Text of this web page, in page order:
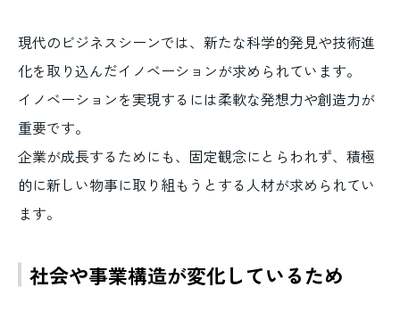
現代のビジネスシーンでは、新たな科学的発見や技術進
化を取り込んだイノベーションが求められています。
イノベーションを実現するには柔軟な発想力や創造力が
重要です。
企業が成長するためにも、固定観念にとらわれず、積極
的に新しい物事に取り組もうとする人材が求められてい
ます。
社会や事業構造が変化しているため